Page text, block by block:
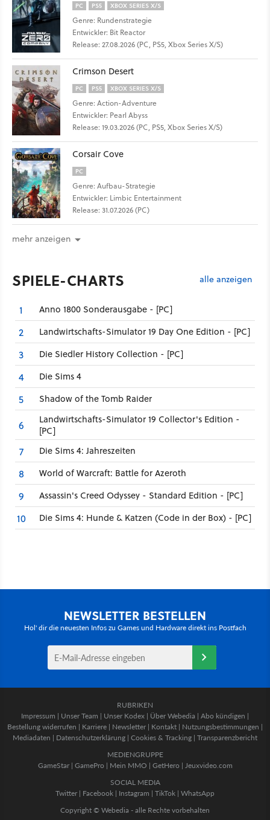
PC PS5 XBOX SERIES X/S
Genre: Rundenstrategie
Entwickler: Bit Reactor
Release: 27.08.2026 (PC, PS5, Xbox Series X/S)
Crimson Desert
PC PS5 XBOX SERIES X/S
Genre: Action-Adventure
Entwickler: Pearl Abyss
Release: 19.03.2026 (PC, PS5, Xbox Series X/S)
Corsair Cove
PC
Genre: Aufbau-Strategie
Entwickler: Limbic Entertainment
Release: 31.07.2026 (PC)
mehr anzeigen
SPIELE-CHARTS alle anzeigen
1 Anno 1800 Sonderausgabe - [PC]
2 Landwirtschafts-Simulator 19 Day One Edition - [PC]
3 Die Siedler History Collection - [PC]
4 Die Sims 4
5 Shadow of the Tomb Raider
6
Landwirtschafts-Simulator 19 Collector's Edition -
[PC]
7 Die Sims 4: Jahreszeiten
8 World of Warcraft: Battle for Azeroth
9 Assassin's Creed Odyssey - Standard Edition - [PC]
10 Die Sims 4: Hunde & Katzen (Code in der Box) - [PC]
NEWSLETTER BESTELLEN
Hol' dir die neuesten Infos zu Games und Hardware direkt ins Postfach
RUBRIKEN
Impressum | Unser Team | Unser Kodex | Über Webedia | Abo kündigen |
Bestellung widerrufen | Karriere | Newsletter | Kontakt | Nutzungsbestimmungen |
Mediadaten | Datenschutzerklärung | Cookies & Tracking | Transparenzbericht
MEDIENGRUPPE
GameStar| GamePro | Mein MMO | GetHero | Jeuxvideo.com
SOCIAL MEDIA
Twitter | Facebook | Instagram | TikTok | WhatsApp
Copyright © Webedia - alle Rechte vorbehalten